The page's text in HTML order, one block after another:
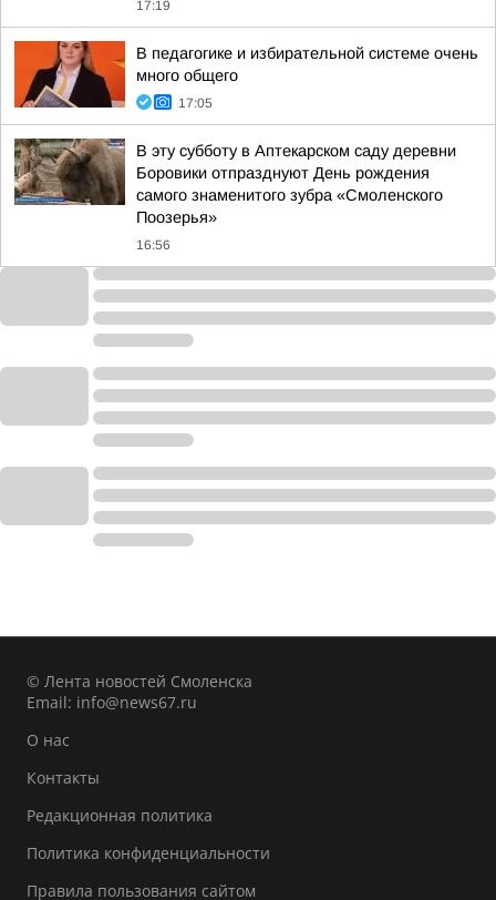
17:19
В педагогике и избирательной системе очень
много общего
17:05
В эту субботу в Аптекарском саду деревни
Боровики отпразднуют День рождения
самого знаменитого зубра «Смоленского
Поозерья»
16:56
© Лента новостей Смоленска
Email: info@news67.ru
О нас
Контакты
Редакционная политика
Политика конфиденциальности
Правила пользования сайтом